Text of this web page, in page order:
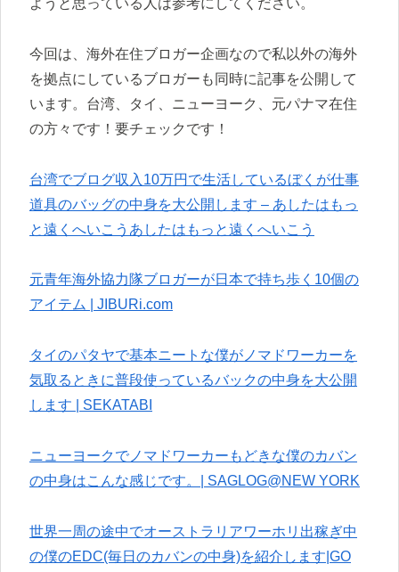
ようと思っている人は参考にしてください。
今回は、海外在住ブロガー企画なので私以外の海外
を拠点にしているブロガーも同時に記事を公開して
います。台湾、タイ、ニューヨーク、元パナマ在住
の方々です！要チェックです！
台湾でブログ収入10万円で生活しているぼくが仕事
道具のバッグの中身を大公開します – あしたはもっ
と遠くへいこうあしたはもっと遠くへいこう
元青年海外協力隊ブロガーが日本で持ち歩く10個の
アイテム | JIBURi.com
タイのパタヤで基本ニートな僕がノマドワーカーを
気取るときに普段使っているバックの中身を大公開
します | SEKATABI
ニューヨークでノマドワーカーもどきな僕のカバン
の中身はこんな感じです。| SAGLOG@NEW YORK
世界一周の途中でオーストラリアワーホリ出稼ぎ中
の僕のEDC(毎日のカバンの中身)を紹介します|GO